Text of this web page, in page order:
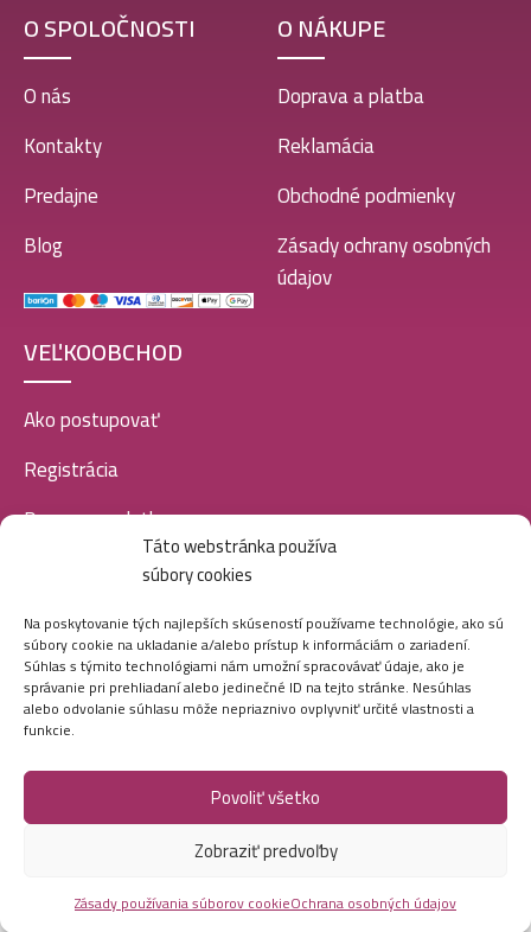
Táto webstránka používa
súbory cookies
Na poskytovanie tých najlepších skúseností používame technológie, ako sú
súbory cookie na ukladanie a/alebo prístup k informáciám o zariadení.
Súhlas s týmito technológiami nám umožní spracovávať údaje, ako je
správanie pri prehliadaní alebo jedinečné ID na tejto stránke. Nesúhlas
alebo odvolanie súhlasu môže nepriaznivo ovplyvniť určité vlastnosti a
funkcie.
Povoliť všetko
Zobraziť predvoľby
Zásady používania súborov cookieOchrana osobných údajov
O SPOLOČNOSTI
O nás
Kontakty
Predajne
Blog
O NÁKUPE
Doprava a platba
Reklamácia
Obchodné podmienky
Zásady ochrany osobných
údajov
VEĽKOOBCHOD
Ako postupovať
Registrácia
Doprava a platba
SOCIÁLNE SIETE
Marei.sk - Všetky práva vyhradené - 2026
Vytvorila digitálna agentúraAmetica.